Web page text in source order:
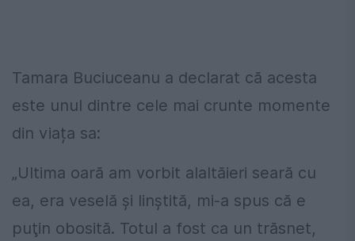
Tamara Buciuceanu a declarat că acesta
este unul dintre cele mai crunte momente
din viața sa:
„Ultima oară am vorbit alaltăieri seară cu
ea, era veselă şi linştită, mi-a spus că e
puţin obosită. Totul a fost ca un trăsnet,